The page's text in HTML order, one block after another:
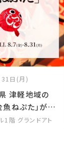
日(月)
津軽地域の
ねぷた」が登
1階 グランドアト